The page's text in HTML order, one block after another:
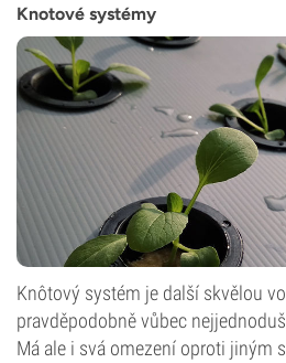
Knotové systémy
Knôtový systém je další skvělou
pravděpodobně vůbec
Má ale i svá omezení oproti jiným